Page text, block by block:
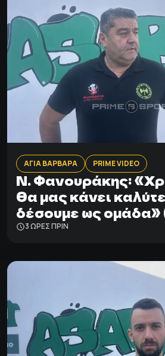
ΑΓΙΑ ΒΑΡΒΑΡΑ PRIME VIDEO
Ν. Φανουράκης:
θα μας κάνει
δέσουμε ως ομάδα»
3 ΩΡΕΣ ΠΡΙΝ